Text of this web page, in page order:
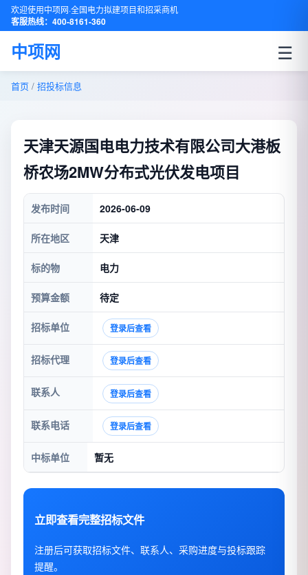
欢迎使用中项网·全国电力拟建项目和招采商机
客服热线：400-8161-360
中项网 ☰
首页 / 招投标信息
天津天源国电电力技术有限公司大港板
桥农场2MW分布式光伏发电项目
发布时间 2026-06-09
所在地区 天津
标的物 电力
预算金额 待定
招标单位 登录后查看
招标代理 登录后查看
联系人 登录后查看
联系电话 登录后查看
中标单位 暂无
立即查看完整招标文件
注册后可获取招标文件、联系人、采购进度与投标跟踪
提醒。